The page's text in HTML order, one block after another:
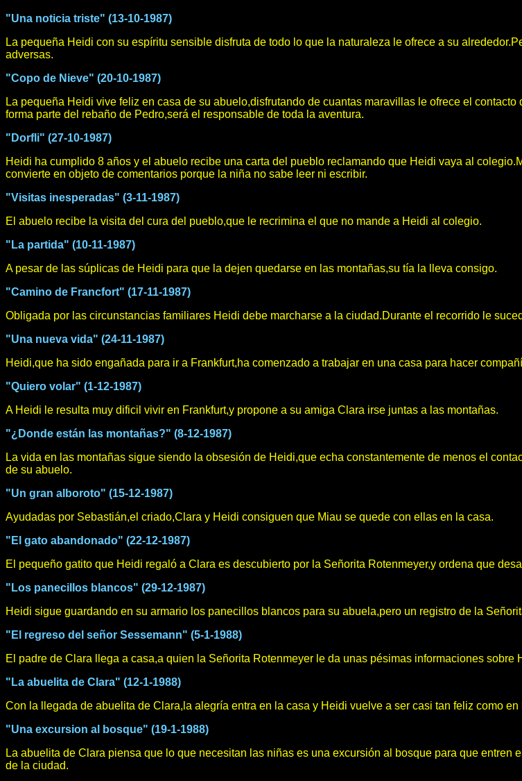
"Una noticia triste" (13-10-1987)
La pequeña Heidi con su espíritu sensible disfruta de todo lo que la naturaleza le ofrece a su
adversas.
"Copo de Nieve" (20-10-1987)
La pequeña Heidi vive feliz en casa de su abuelo,disfrutando de cuantas maravillas le ofrece el
forma parte del rebaño de Pedro,será el responsable de toda la aventura.
"Dorfli" (27-10-1987)
Heidi ha cumplido 8 años y el abuelo recibe una carta del pueblo reclamando que Heidi vaya al
convierte en objeto de comentarios porque la niña no sabe leer ni escribir.
"Visitas inesperadas" (3-11-1987)
El abuelo recibe la visita del cura del pueblo,que le recrimina el que no mande a Heidi al colegio.
"La partida" (10-11-1987)
A pesar de las súplicas de Heidi para que la dejen quedarse en las montañas,su tía la lleva consigo.
"Camino de Francfort" (17-11-1987)
Obligada por las circunstancias familiares Heidi debe marcharse a la ciudad.Durante el recorrido le
"Una nueva vida" (24-11-1987)
Heidi,que ha sido engañada para ir a Frankfurt,ha comenzado a trabajar en una casa para hacer
"Quiero volar" (1-12-1987)
A Heidi le resulta muy dificil vivir en Frankfurt,y propone a su amiga Clara irse juntas a las montañas.
"¿Donde están las montañas?" (8-12-1987)
La vida en las montañas sigue siendo la obsesión de Heidi,que echa constantemente de menos el
de su abuelo.
"Un gran alboroto" (15-12-1987)
Ayudadas por Sebastián,el criado,Clara y Heidi consiguen que Miau se quede con ellas en la casa.
"El gato abandonado" (22-12-1987)
El pequeño gatito que Heidi regaló a Clara es descubierto por la Señorita Rotenmeyer,y ordena que
"Los panecillos blancos" (29-12-1987)
Heidi sigue guardando en su armario los panecillos blancos para su abuela,pero un registro de la
"El regreso del señor Sessemann" (5-1-1988)
El padre de Clara llega a casa,a quien la Señorita Rotenmeyer le da unas pésimas informaciones sobre
"La abuelita de Clara" (12-1-1988)
Con la llegada de abuelita de Clara,la alegría entra en la casa y Heidi vuelve a ser casi tan feliz como en
"Una excursion al bosque" (19-1-1988)
La abuelita de Clara piensa que lo que necesitan las niñas es una excursión al bosque para que
de la ciudad.